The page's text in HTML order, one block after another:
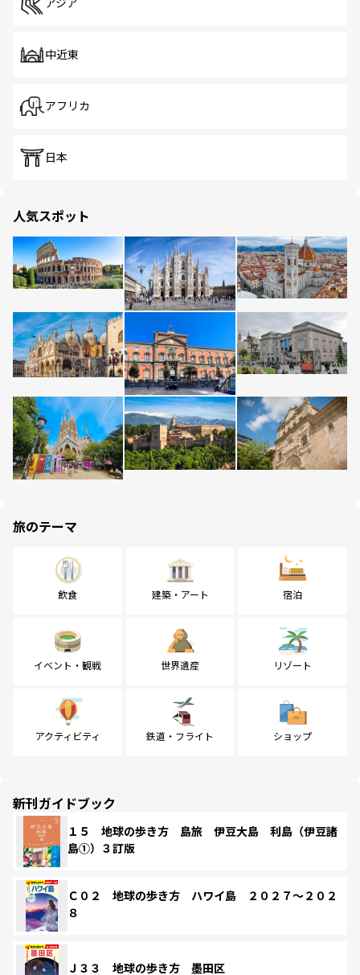
アジア
中近東
アフリカ
日本
人気スポット
旅のテーマ
飲食 建築・アート 宿泊
イベント・観戦 世界遺産 リゾート
アクティビティ 鉄道・フライト ショップ
新刊ガイドブック
１５ 地球の歩き方 島旅 伊豆大島 利島（伊豆諸
島①）３訂版
Ｃ０２ 地球の歩き方 ハワイ島 ２０２７～２０２
８
Ｊ３３ 地球の歩き方 墨田区